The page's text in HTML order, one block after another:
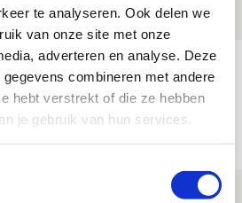
te analyseren. Ook delen we
van onze site met onze
adverteren en analyse. Deze
combineren met andere
hebt verstrekt of die ze hebben
je gebruik van hun services.
‘Vierhonderd duels
heel speciaal’